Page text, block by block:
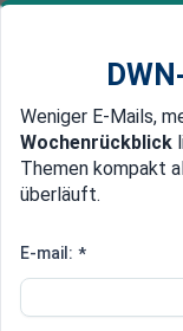
Newsticker
Edelmetalle
Reaktion auf Stahlzölle
Indien
Strafzölle
Weniger E-Mails,
Wochenrückblick
Themen kompakt
überläuft.
E-mail: *